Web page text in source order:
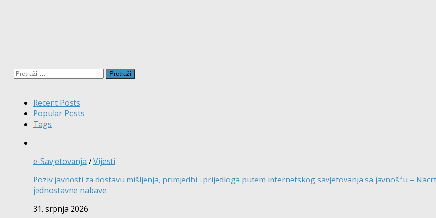
Pretraži:
Recent Posts
Popular Posts
Tags
e-Savjetovanja /Vijesti
Poziv javnosti za dostavu mišljenja, primjedbi i prijedloga putem internetskog savjetovanja sa javnošću –
jednostavne nabave
31. srpnja 2026